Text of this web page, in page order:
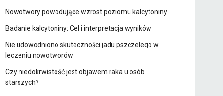
Nowotwory powodujące wzrost poziomu kalcytoniny
Badanie kalcytoniny: Cel i interpretacja wyników
Nie udowodniono skuteczności jadu pszczelego w
leczeniu nowotworów
Czy niedokrwistość jest objawem raka u osób
starszych?